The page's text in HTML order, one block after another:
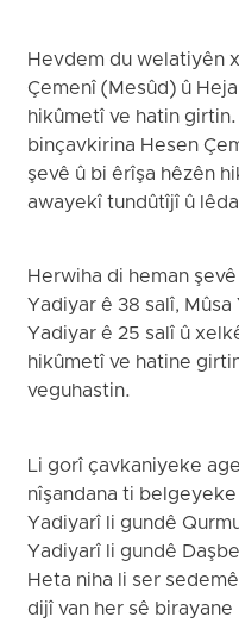
Hevdem du welatiyên
Çemenî (Mesûd) û
hikûmetî ve hatin
binçavkirina Hesen
şevê û bi êrîşa hêzên
awayekî tundûtîjî û
Herwiha di heman
Yadiyar ê 38 salî,
Yadiyar ê 25 salî û
hikûmetî ve hatine
veguhastin.
Li gorî çavkaniyeke
nîşandana ti
Yadiyarî li gundê
Yadiyarî li gundê
Heta niha li ser
dijî van her sê